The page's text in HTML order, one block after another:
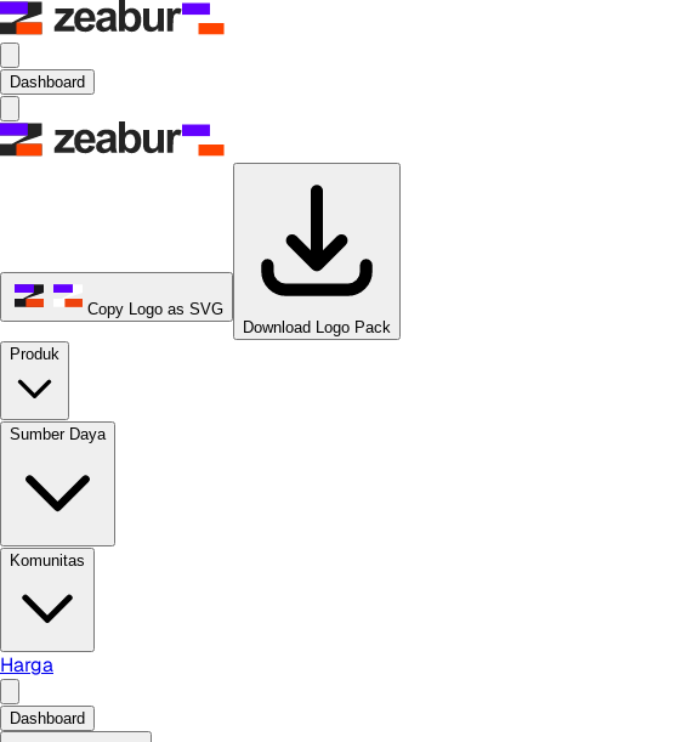
Dashboard
Copy Logo as SVG
Download Logo Pack
Produk
Sumber Daya
Komunitas
Harga
Dashboard